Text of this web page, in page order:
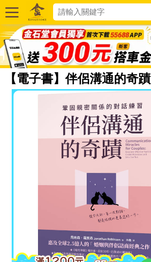
【電子書】伴侶溝通的奇蹟